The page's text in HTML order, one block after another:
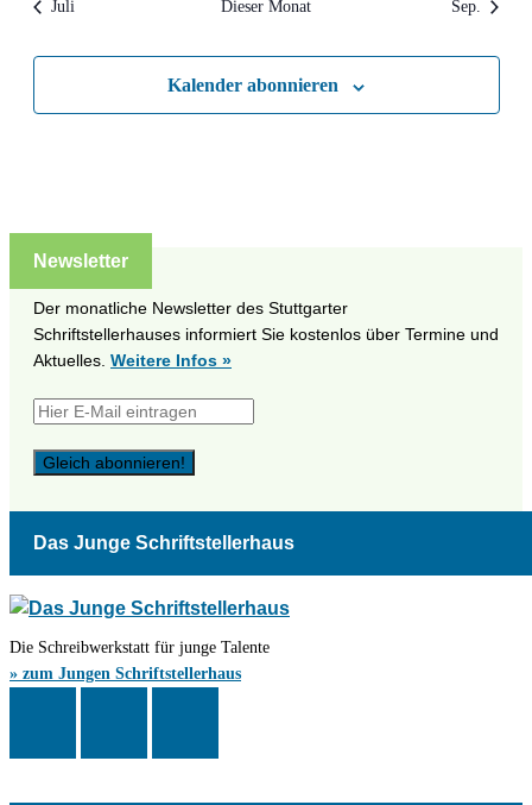
Juli Dieser Monat Sep.
Kalender abonnieren
Newsletter
Der monatliche Newsletter des Stuttgarter
Schriftstellerhauses informiert Sie kostenlos über Termine und
Aktuelles. Weitere Infos »
Das Junge Schriftstellerhaus
Die Schreibwerkstatt für junge Talente
» zum Jungen Schriftstellerhaus